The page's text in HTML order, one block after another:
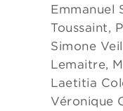
Emmanuel
Toussaint,
Simone
Lemaitre,
Laetitia
Véronique